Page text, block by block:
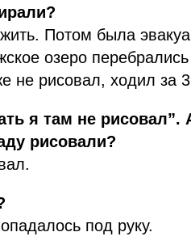
Потом была
озеро
не рисовал, ходил за
я там не
рисовали?
под руку.